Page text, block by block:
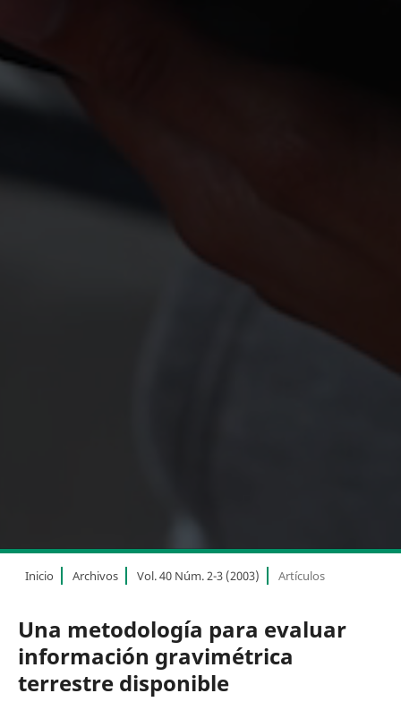
Inicio Archivos Vol. 40 Núm. 2-3 (2003) Artículos
Una metodología para evaluar
información gravimétrica
terrestre disponible